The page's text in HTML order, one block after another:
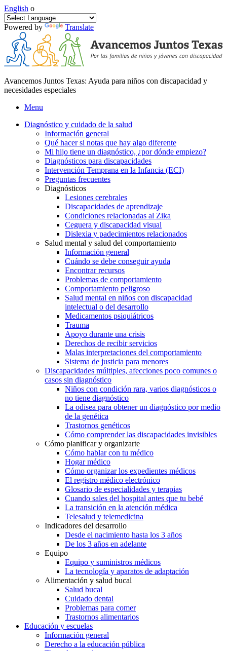
English o
Powered by Translate
Avancemos Juntos Texas: Ayuda para niños con discapacidad y
necesidades especiales
Menu
Diagnóstico y cuidado de la salud
Información general
Qué hacer si notas que hay algo diferente
Mi hijo tiene un diagnóstico, ¿por dónde empiezo?
Diagnósticos para discapacidades
Intervención Temprana en la Infancia (ECI)
Preguntas frecuentes
Diagnósticos
Lesiones cerebrales
Discapacidades de aprendizaje
Condiciones relacionadas al Zika
Ceguera y discapacidad visual
Dislexia y padecimientos relacionados
Salud mental y salud del comportamiento
Información general
Cuándo se debe conseguir ayuda
Encontrar recursos
Problemas de comportamiento
Comportamiento peligroso
Salud mental en niños con discapacidad
intelectual o del desarrollo
Medicamentos psiquiátricos
Trauma
Apoyo durante una crisis
Derechos de recibir servicios
Malas interpretaciones del comportamiento
Sistema de justicia para menores
Discapacidades múltiples, afecciones poco comunes o
casos sin diagnóstico
Niños con condición rara, varios diagnósticos o
no tiene diagnóstico
La odisea para obtener un diagnóstico por medio
de la genética
Trastornos genéticos
Cómo comprender las discapacidades invisibles
Cómo planificar y organizarte
Cómo hablar con tu médico
Hogar médico
Cómo organizar los expedientes médicos
El registro médico electrónico
Glosario de especialidades y terapias
Cuando sales del hospital antes que tu bebé
La transición en la atención médica
Telesalud y telemedicina
Indicadores del desarrollo
Desde el nacimiento hasta los 3 años
De los 3 años en adelante
Equipo
Equipo y suministros médicos
La tecnología y aparatos de adaptación
Alimentación y salud bucal
Salud bucal
Cuidado dental
Problemas para comer
Trastornos alimentarios
Educación y escuelas
Información general
Derecho a la educación pública